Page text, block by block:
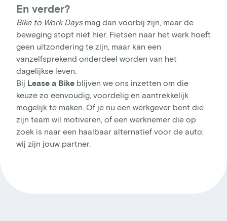
En verder?
Bike to Work Daysmag dan voorbij zijn, maar de
beweging stopt niet hier. Fietsen naar het werk hoeft
geen uitzondering te zijn, maar kan een
vanzelfsprekend onderdeel worden van het
dagelijkse leven.
Bij Lease a Bike blijven we ons inzetten om die
keuze zo eenvoudig, voordelig en aantrekkelijk
mogelijk te maken. Of je nu een werkgever bent die
zijn team wil motiveren, of een werknemer die op
zoek is naar een haalbaar alternatief voor de auto:
wij zijn jouw partner.